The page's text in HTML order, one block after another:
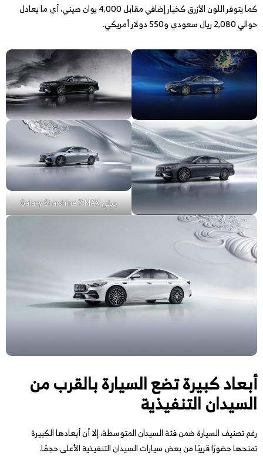
كما يتوفر اللون الأزرق كخيار إضافي مقابل 4,000 يوان صيني، أي ما يعادل
حوالي 2,080 ريال سعودي و550 دولار أمريكي.
جيلي Galaxy Starshine 7 MAX
أبعاد كبيرة تضع السيارة بالقرب من
السيدان التنفيذية
رغم تصنيف السيارة ضمن فئة السيدان المتوسطة، إلا أن أبعادها الكبيرة
تمنحها حضورًا قريبًا من بعض سيارات السيدان التنفيذية الأعلى حجمًا.